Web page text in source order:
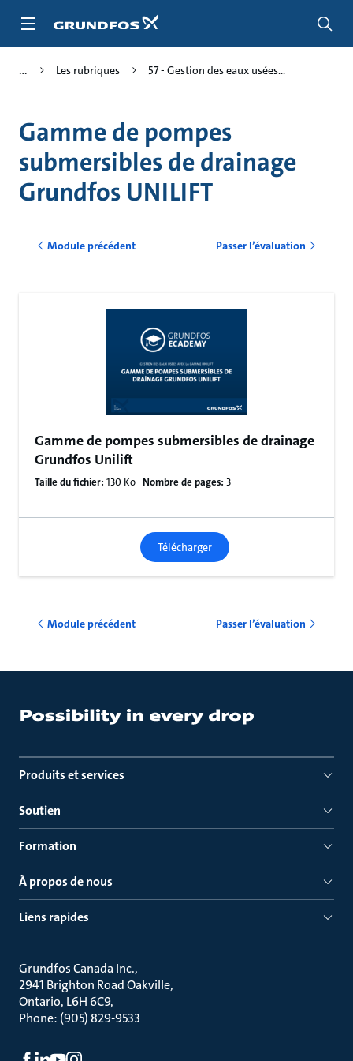
Les rubriques 57 - Gestion des eaux usées...
Gamme de pompes
submersibles de drainage
Grundfos UNILIFT
Module précédent Passer l’évaluation
Gamme de pompes submersibles de drainage
Grundfos Unilift
Taille du fichier: 130 Ko Nombre de pages: 3
Télécharger
Module précédent Passer l’évaluation
Produits et services
Soutien
Formation
À propos de nous
Liens rapides
Grundfos Canada Inc.
2941 Brighton Road Oakville
Ontario, L6H 6C9
Phone: (905) 829-9533